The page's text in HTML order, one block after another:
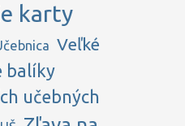
karty
Veľké
balíky
učebných